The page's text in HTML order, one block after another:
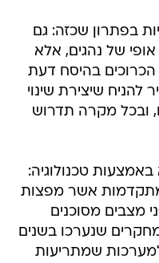
בפתרון שכזה: גם
של נהגים, אלא
הכרוכים בהיסח דעת
להניח שיצירת שינוי
ובכל מקרה תדרוש
טכנולוגיה:
אשר מפצות
מצבים מסוכנים
שנערכו בשנים
למערכות שמתריעות